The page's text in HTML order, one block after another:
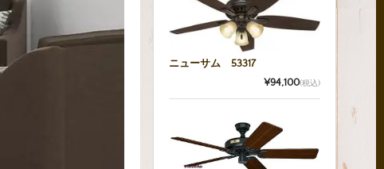
ニューサム 53317
¥94,100(税込)